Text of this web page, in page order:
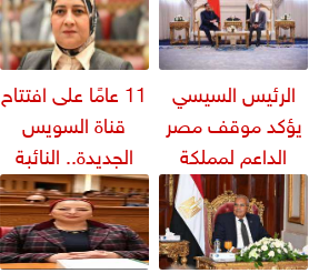
الرئيس السيسي
يؤكد موقف مصر
الداعم لمملكة
البحرين لحماية أمنها
واستقرارها
11 عامًا على افتتاح
قناة السويس
الجديدة.. النائبة
مروة قنصوة: رؤية
الدولة...